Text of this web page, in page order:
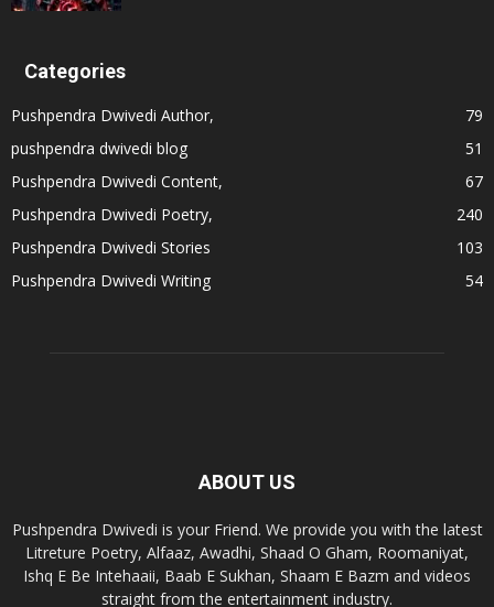
Categories
Pushpendra Dwivedi Author,
79
pushpendra dwivedi blog
51
Pushpendra Dwivedi Content,
67
Pushpendra Dwivedi Poetry,
240
Pushpendra Dwivedi Stories
103
Pushpendra Dwivedi Writing
54
ABOUT US
Pushpendra Dwivedi is your Friend. We provide you with the latest
Litreture Poetry, Alfaaz, Awadhi, Shaad O Gham, Roomaniyat,
Ishq E Be Intehaaii, Baab E Sukhan, Shaam E Bazm and videos
straight from the entertainment industry.